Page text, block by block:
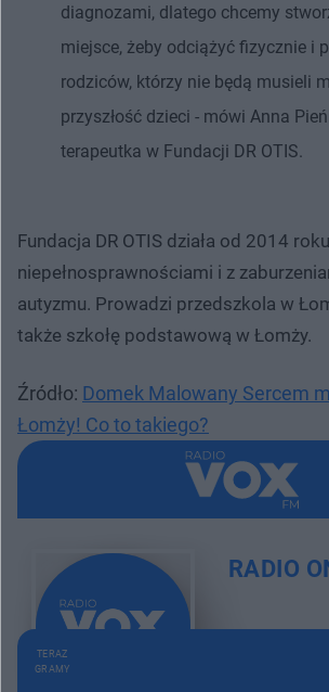
diagnozami, dlatego chcemy
miejsce, żeby odciążyć fizycznie i
rodziców, którzy nie będą musieli
przyszłość dzieci - mówi Anna
terapeutka w Fundacji DR OTIS.
Fundacja DR OTIS działa od 2014
niepełnosprawnościami i z
autyzmu. Prowadzi przedszkola w
także szkołę podstawową w Łomży.
Źródło: Domek Malowany Sercem
Łomży! Co to takiego?
RADIO
TERAZ
GRAMY